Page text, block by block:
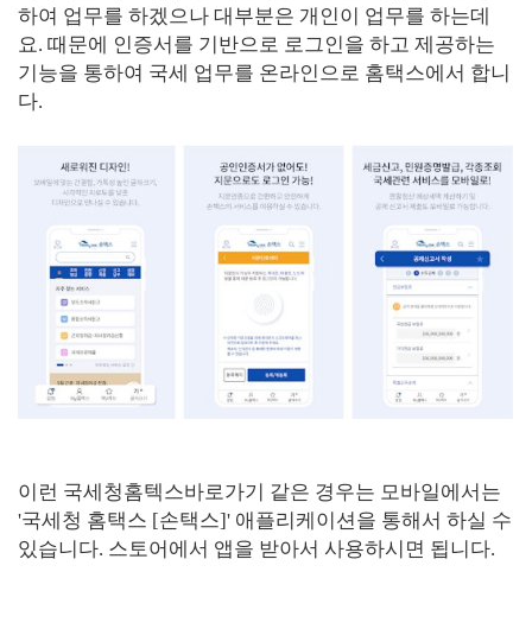
하여 업무를 하겠으나 대부분은 개인이 업무를 하는데
요. 때문에 인증서를 기반으로 로그인을 하고 제공하는
기능을 통하여 국세 업무를 온라인으로 홈택스에서 합니
다.
이런 국세청홈텍스바로가기 같은 경우는 모바일에서는
'국세청 홈택스 [손택스]' 애플리케이션을 통해서 하실 수
있습니다. 스토어에서 앱을 받아서 사용하시면 됩니다.